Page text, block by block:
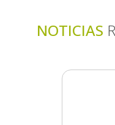
NOTICIAS